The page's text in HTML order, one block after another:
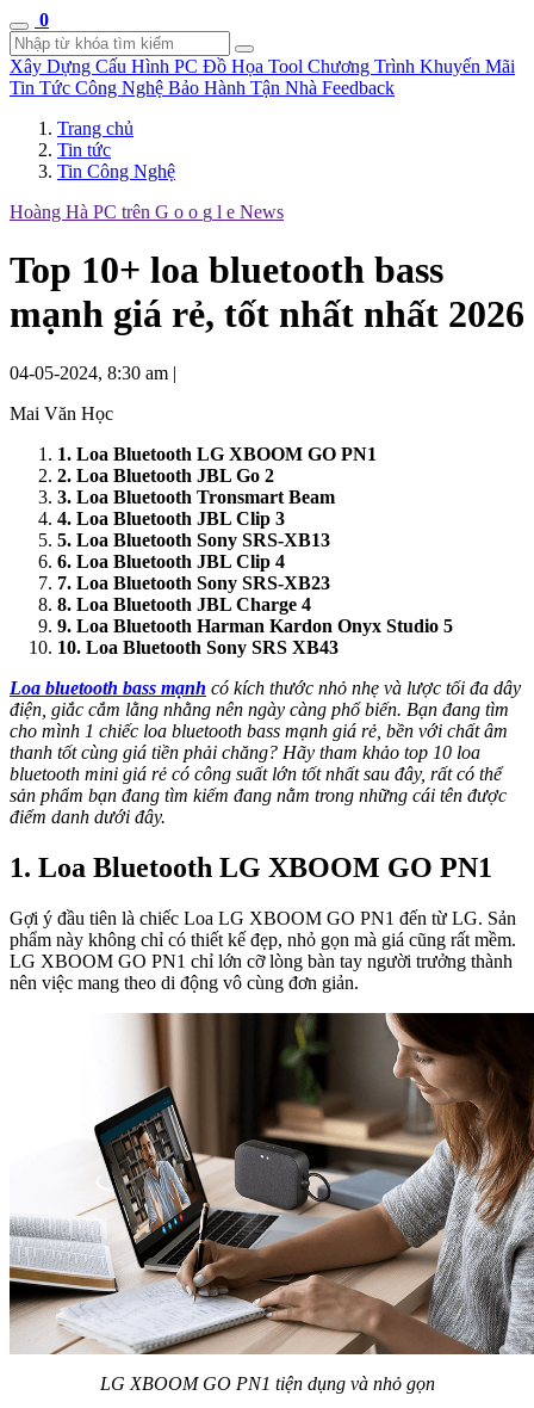
0
Xây Dựng Cấu Hình PC Đồ Họa Tool Chương Trình Khuyến Mãi
Tin Tức Công Nghệ Bảo Hành Tận Nhà Feedback
Trang chủ
Tin tức
Tin Công Nghệ
Hoàng Hà PC trên G o o g l e News
Top 10+ loa bluetooth bass
mạnh giá rẻ, tốt nhất nhất 2026
04-05-2024, 8:30 am |
Mai Văn Học
1. Loa Bluetooth LG XBOOM GO PN1
2. Loa Bluetooth JBL Go 2
3. Loa Bluetooth Tronsmart Beam
4. Loa Bluetooth JBL Clip 3
5. Loa Bluetooth Sony SRS-XB13
6. Loa Bluetooth JBL Clip 4
7. Loa Bluetooth Sony SRS-XB23
8. Loa Bluetooth JBL Charge 4
9. Loa Bluetooth Harman Kardon Onyx Studio 5
10. Loa Bluetooth Sony SRS XB43
Loa bluetooth bass mạnh có kích thước nhỏ nhẹ và lược tối đa dây
điện, giắc cắm lằng nhằng nên ngày càng phổ biến. Bạn đang tìm
cho mình 1 chiếc loa bluetooth bass mạnh giá rẻ, bền với chất âm
thanh tốt cùng giá tiền phải chăng? Hãy tham khảo top 10 loa
bluetooth mini giá rẻ có công suất lớn tốt nhất sau đây, rất có thể
sản phẩm bạn đang tìm kiếm đang nằm trong những cái tên được
điểm danh dưới đây.
1. Loa Bluetooth LG XBOOM GO PN1
Gợi ý đầu tiên là chiếc Loa LG XBOOM GO PN1 đến từ LG. Sản
phẩm này không chỉ có thiết kế đẹp, nhỏ gọn mà giá cũng rất mềm.
LG XBOOM GO PN1 chỉ lớn cỡ lòng bàn tay người trưởng thành
nên việc mang theo di động vô cùng đơn giản.
LG XBOOM GO PN1 tiện dụng và nhỏ gọn